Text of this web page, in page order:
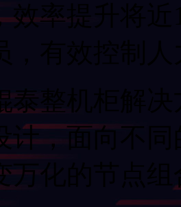
，效率提升
，有效控制
泰整机柜解
，面向
变万化的节